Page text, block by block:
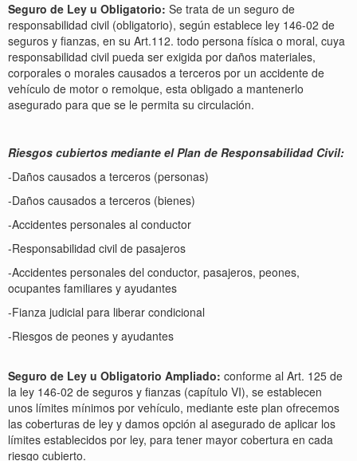
Seguro de Ley u Obligatorio: Se trata de un seguro de
responsabilidad civil (obligatorio), según establece ley 146-02 de
seguros y fianzas, en su Art.112. todo persona física o moral, cuya
responsabilidad civil pueda ser exigida por daños materiales,
corporales o morales causados a terceros por un accidente de
vehículo de motor o remolque, esta obligado a mantenerlo
asegurado para que se le permita su circulación.
Riesgos cubiertos mediante el Plan de Responsabilidad Civil:
-Daños causados a terceros (personas)
-Daños causados a terceros (bienes)
-Accidentes personales al conductor
-Responsabilidad civil de pasajeros
-Accidentes personales del conductor, pasajeros, peones,
ocupantes familiares y ayudantes
-Fianza judicial para liberar condicional
-Riesgos de peones y ayudantes
Seguro de Ley u Obligatorio Ampliado: conforme al Art. 125 de
la ley 146-02 de seguros y fianzas (capítulo VI), se establecen
unos límites mínimos por vehículo, mediante este plan ofrecemos
las coberturas de ley y damos opción al asegurado de aplicar los
límites establecidos por ley, para tener mayor cobertura en cada
riesgo cubierto.